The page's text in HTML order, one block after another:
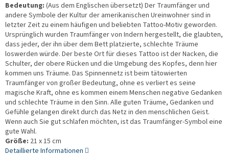
Bedeutung: (Aus dem Englischen übersetzt) Der Traumfänger und
andere Symbole der Kultur der amerikanischen Ureinwohner sind in
letzter Zeit zu einem häufigen und beliebten Tattoo-Motiv geworden.
Ursprünglich wurden Traumfänger von Indern hergestellt, die glaubten,
dass jeder, der ihn über dem Bett platzierte, schlechte Träume
loswerden würde. Der beste Ort für dieses Tattoo ist der Nacken, die
Schulter, der obere Rücken und die Umgebung des Kopfes, denn hier
kommen uns Träume. Das Spinnennetz ist beim tätowierten
Traumfänger von großer Bedeutung, ohne es verliert es seine
magische Kraft, ohne es kommen einem Menschen negative Gedanken
und schlechte Träume in den Sinn. Alle guten Träume, Gedanken und
Gefühle gelangen direkt durch das Netz in den menschlichen Geist.
Wenn auch Sie gut schlafen möchten, ist das Traumfänger-Symbol eine
gute Wahl.
Größe: 21 x 15 cm
Detaillierte Informationen